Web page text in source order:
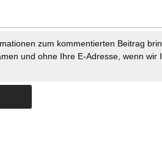
zum kommentierten Beitrag
und ohne Ihre E-Adresse, wenn wir